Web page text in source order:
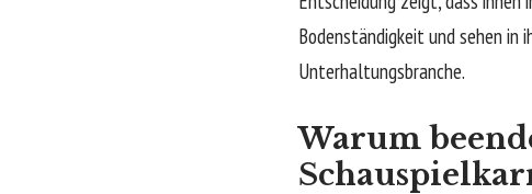
Bodenständigkeit und sehen
Unterhaltungsbranche.
Warum